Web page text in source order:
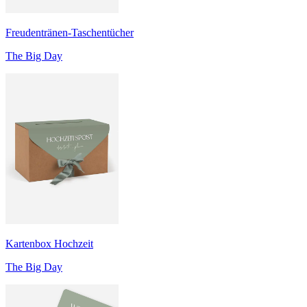
Freudentränen-Taschentücher
The Big Day
Kartenbox Hochzeit
The Big Day